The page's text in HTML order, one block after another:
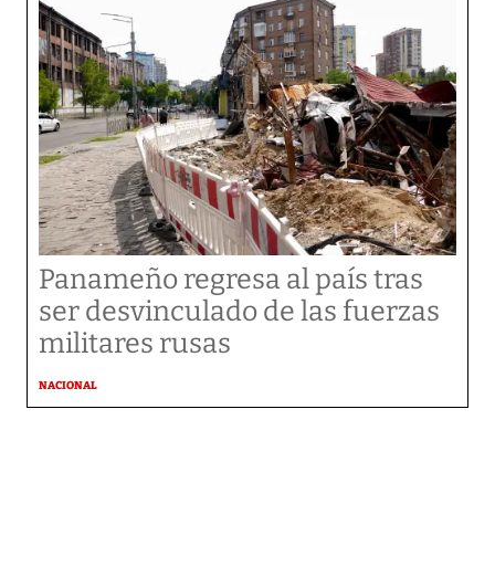
Panameño regresa al país tras
ser desvinculado de las fuerzas
militares rusas
NACIONAL